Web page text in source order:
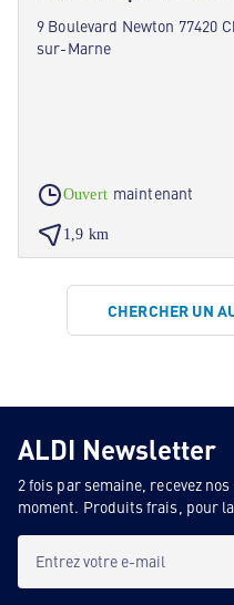
9 Boulevard Newton 77420
sur-Marne
Ouvert maintenant
1,9 km
CHERCHER UN
ALDI Newsletter
2 fois par semaine, recevez
moment. Produits frais, pour
Entrez votre e-mail